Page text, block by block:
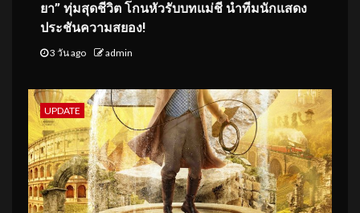
ยา” ทุ่มสุดชีวิต โกนหัวรับบทแม่ชี นำทีมนักแสดง
ประชันความสยอง!
3 วัน ago admin
UPDATE